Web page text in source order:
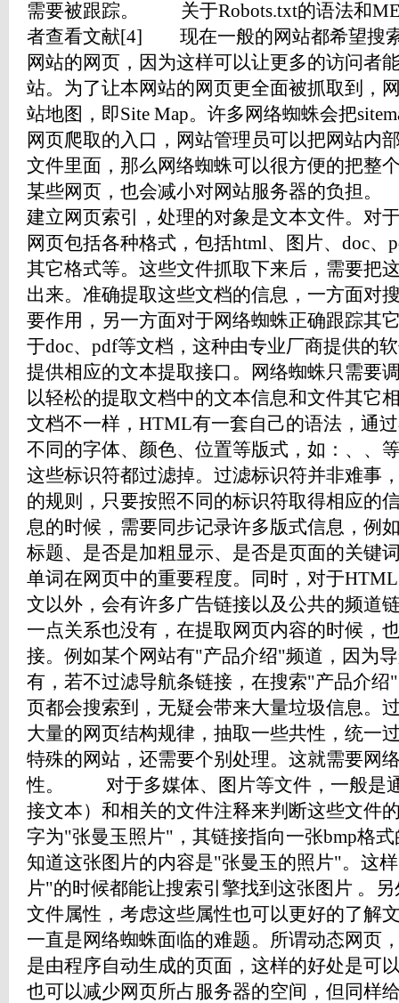
需要被跟踪。 关于Robots.txt的语法和
者查看文献[4] 现在一般的网站都希望搜
网站的网页，因为这样可以让更多的访问者
站。为了让本网站的网页更全面被抓取到，
站地图，即Site Map。许多网络蜘蛛会把
网页爬取的入口，网站管理员可以把网站内
文件里面，那么网络蜘蛛可以很方便的把整
某些网页，也会减小对网站服务器的负
建立网页索引，处理的对象是文本文件。对
网页包括各种格式，包括html、图片、doc
其它格式等。这些文件抓取下来后，需要把
出来。准确提取这些文档的信息，一方面对
要作用，另一方面对于网络蜘蛛正确跟踪
于doc、pdf等文档，这种由专业厂商提供的
提供相应的文本提取接口。网络蜘蛛只需要
以轻松的提取文档中的文本信息和文件其
文档不一样，HTML有一套自己的语法，通
不同的字体、颜色、位置等版式，如：、、
这些标识符都过滤掉。过滤标识符并非难事
的规则，只要按照不同的标识符取得相应的
息的时候，需要同步记录许多版式信息，例
标题、是否是加粗显示、是否是页面的关键
单词在网页中的重要程度。同时，对于
文以外，会有许多广告链接以及公共的频道
一点关系也没有，在提取网页内容的时候，
接。例如某个网站有"产品介绍"频道，因为
有，若不过滤导航条链接，在搜索"产品介
页都会搜索到，无疑会带来大量垃圾信息。
大量的网页结构规律，抽取一些共性，统一
特殊的网站，还需要个别处理。这就需要网
性。 对于多媒体、图片等文件，一般是
接文本）和相关的文件注释来判断这些文件
字为"张曼玉照片"，其链接指向一张bmp格
知道这张图片的内容是"张曼玉的照片"。这
片"的时候都能让搜索引擎找到这张图片 。
文件属性，考虑这些属性也可以更好的了
一直是网络蜘蛛面临的难题。所谓动态网页
是由程序自动生成的页面，这样的好处是可
也可以减少网页所占服务器的空间，但同样